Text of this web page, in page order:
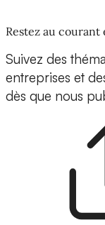
Restez au courant
Suivez des
entreprises et
dès que nous